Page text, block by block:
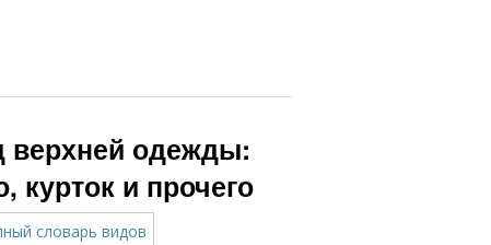
верхней одежды:
курток и прочего